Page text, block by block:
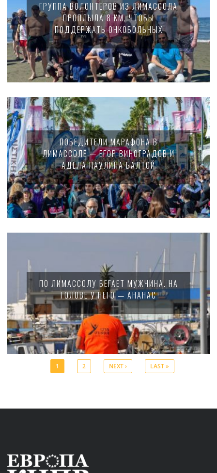
ГРУППА ВОЛОНТЕРОВ ИЗ ЛИМАССОЛА
ПРОПЛЫЛА 8 КМ, ЧТОБЫ
ПОДДЕРЖАТЬ ОНКОБОЛЬНЫХ
ПОБЕДИТЕЛИ МАРАФОНА В
ЛИМАССОЛЕ — ЕГОР ВИНОГРАДОВ И
АДЕЛА ПАУЛИНА БАЛТОЙ
ПО ЛИМАССОЛУ БЕГАЕТ МУЖЧИНА. НА
ГОЛОВЕ У НЕГО — АНАНАС
1 2 NEXT › LAST »